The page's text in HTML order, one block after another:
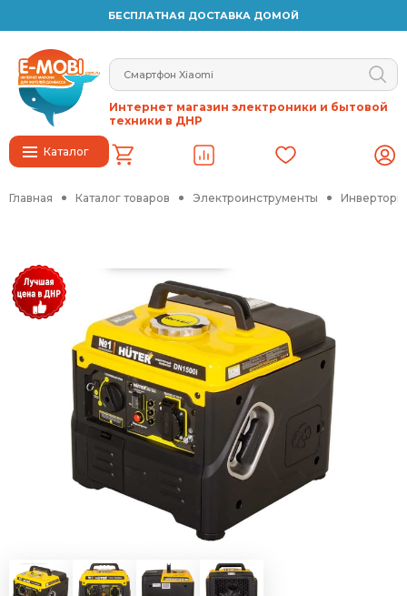
БЕСПЛАТНАЯ ДОСТАВКА ДОМОЙ
Каталог
Интернет магазин электроники и бытовой
техники в ДНР
Главная Каталог товаров Электроинструменты